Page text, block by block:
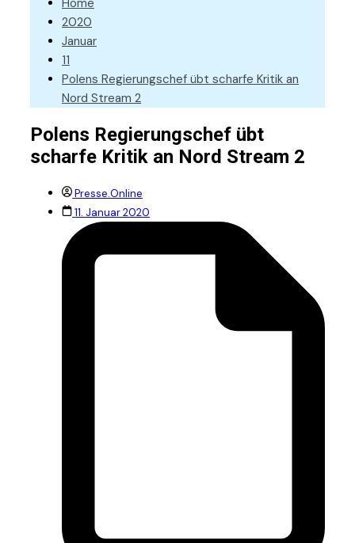
2020
Januar
11
Polens Regierungschef übt scharfe Kritik an
Nord Stream 2
Polens Regierungschef übt
scharfe Kritik an Nord Stream 2
Presse.Online
11. Januar 2020